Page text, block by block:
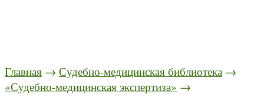
Главная → Судебно-медицинская библиотека →
«Судебно-медицинская экспертиза» →